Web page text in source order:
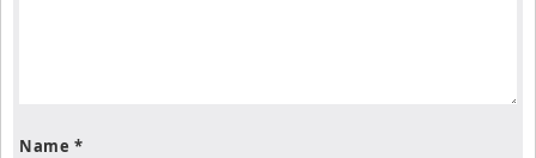
Name *